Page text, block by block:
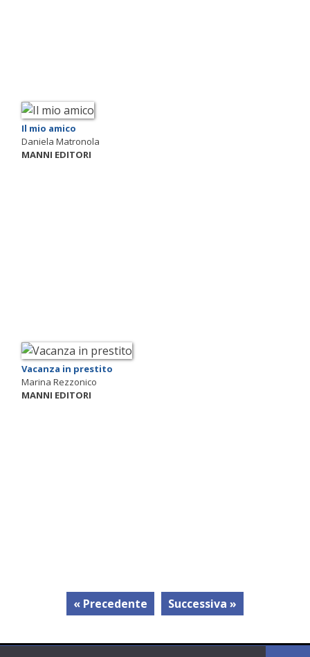
Il mio amico
Daniela Matronola
MANNI EDITORI
Vacanza in prestito
Marina Rezzonico
MANNI EDITORI
« Precedente Successiva »